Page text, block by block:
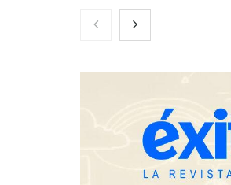
Martín Mingorance Abogados
consolida su posición como